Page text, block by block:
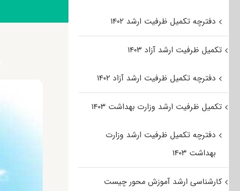
دفترچه تکمیل ظرفیت ارشد ۱۴۰۲
تکمیل ظرفیت ارشد آزاد ۱۴۰۳
دفترچه تکمیل ظرفیت ارشد آزاد ۱۴۰۲
تکمیل ظرفیت ارشد وزارت بهداشت ۱۴۰۳
دفترچه تکمیل ظرفیت ارشد وزارت
بهداشت ۱۴۰۳
کارشناسی ارشد آموزش محور چیست